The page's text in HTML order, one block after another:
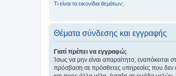
Τι είναι τα εικονίδια θεμάτων;
Θέματα σύνδεσης και εγγραφής
Γιατί πρέπει να εγγραφώ;
Ίσως να μην είναι απαραίτητο,
πρόσβαση σε πρόσθετες υπηρεσίες που δεν